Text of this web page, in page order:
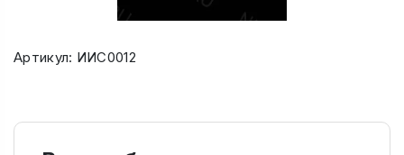
Артикул: ИИС0012